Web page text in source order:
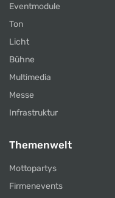
Eventmodule
Ton
Licht
Bühne
Multimedia
Messe
Infrastruktur
Themenwelt
Mottopartys
Firmenevents